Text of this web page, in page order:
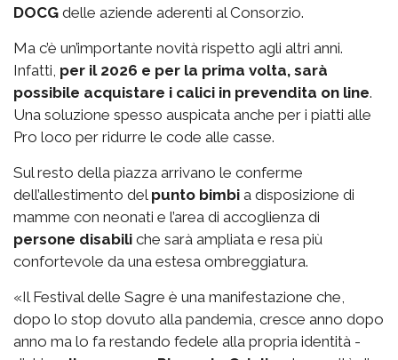
DOCG delle aziende aderenti al Consorzio.
Ma c’è un’importante novità rispetto agli altri anni.
Infatti, per il 2026 e per la prima volta, sarà
possibile acquistare i calici in prevendita on line.
Una soluzione spesso auspicata anche per i piatti alle
Pro loco per ridurre le code alle casse.
Sul resto della piazza arrivano le conferme
dell’allestimento del punto bimbi a disposizione di
mamme con neonati e l’area di accoglienza di
persone disabili che sarà ampliata e resa più
confortevole da una estesa ombreggiatura.
«Il Festival delle Sagre è una manifestazione che,
dopo lo stop dovuto alla pandemia, cresce anno dopo
anno ma lo fa restando fedele alla propria identità -